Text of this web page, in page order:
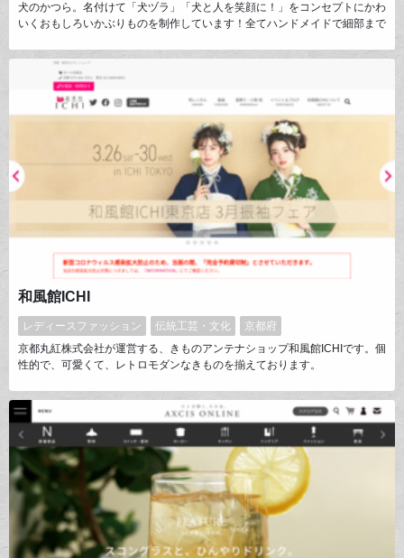
犬のかつら。名付けて「犬ヅラ」「犬と人を笑顔に！」をコンセプトにかわ
いくおもしろいかぶりものを制作しています！全てハンドメイドで細部まで
ンコとオフ会や年賀状などでも人気です。犬ヅラの内側には保冷剤が入るポ
ケット付きかわいいだけでなく実用的に使える工夫もしています。かぶりも
の以外にPOPなオーダーメイドの名札ワッペンも人気です！
和風館ICHI
レディースファッション 伝統工芸・文化
京都府
京都丸紅株式会社が運営する、きものアンテナショップ和風館ICHIです。個
性的で、可愛くて、レトロモダンなきものを揃えております。